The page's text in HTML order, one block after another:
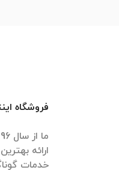
فروشگاه
ارائه
خدمات